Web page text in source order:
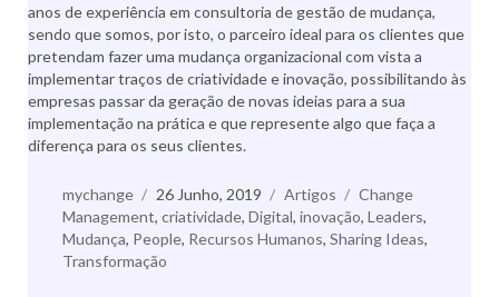
anos de experiência em consultoria de gestão de mudança,
sendo que somos, por isto, o parceiro ideal para os clientes que
pretendam fazer uma mudança organizacional com vista a
implementar traços de criatividade e inovação, possibilitando às
empresas passar da geração de novas ideias para a sua
implementação na prática e que represente algo que faça a
diferença para os seus clientes.
Autor
mychange
Publicado
a
26 Junho, 2019 Categorias
Artigos Etiquetas
Change
Management, criatividade, Digital, inovação, Leaders,
Mudança, People, Recursos Humanos, Sharing Ideas,
Transformação